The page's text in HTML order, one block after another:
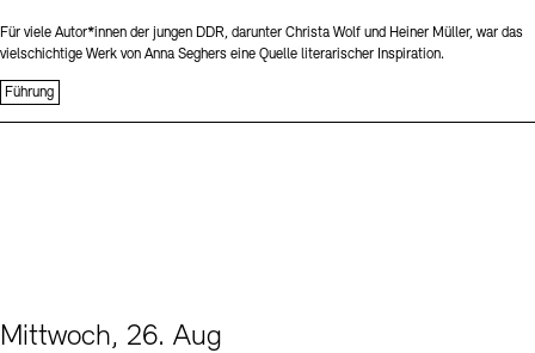
Für viele Autor*innen der jungen DDR, darunter Christa Wolf und Heiner Müller, war das
vielschichtige Werk von Anna Seghers eine Quelle literarischer Inspiration.
Führung
Mittwoch, 26. Aug